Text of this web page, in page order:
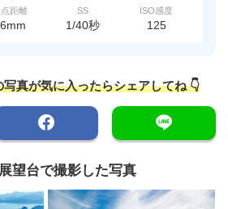
距離 SS
1/40秒
ISO感度
125
真が気に入ったらシェアしてね 👇
望台で撮影した写真